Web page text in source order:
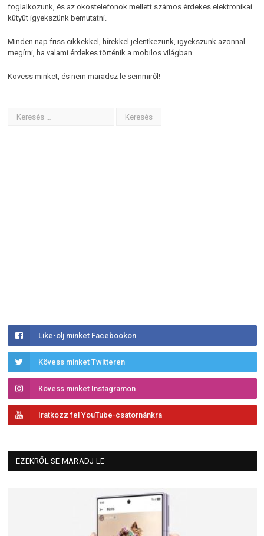
foglalkozunk, és az okostelefonok mellett számos érdekes elektronikai
kütyüt igyekszünk bemutatni.
Minden nap friss cikkekkel, hírekkel jelentkezünk, igyekszünk azonnal
megírni, ha valami érdekes történik a mobilos világban.
Kövess minket, és nem maradsz le semmiről!
Like-olj minket Facebookon
Kövess minket Twitteren
Kövess minket Instagramon
Iratkozz fel YouTube-csatornánkra
EZEKRŐL SE MARADJ LE